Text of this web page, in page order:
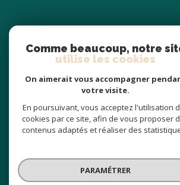
Nous suivre
Nos
Mentions légales
Comme beaucoup, notre
utilise les cookies
On aimerait vous accompagner
votre visite.
En poursuivant, vous acceptez l'utilisation
cookies par ce site, afin de vous proposer
contenus adaptés et réaliser des
PARAMÉTRER